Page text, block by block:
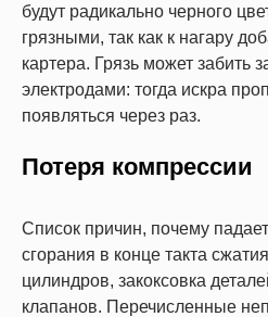
будут радикально черного
грязными, так как к нагару
картера. Грязь может забить
электродами: тогда искра
появляться через раз.
Потеря компрессии
Список причин, почему
сгорания в конце такта
цилиндров, закоксовка
клапанов. Перечисленные